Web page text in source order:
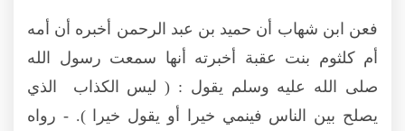
فعن ابن شهاب أن حميد بن عبد الرحمن أخبره أن أمه
أم كلثوم بنت عقبة أخبرته أنها سمعت رسول الله
صلى الله عليه وسلم يقول : ( ليس الكذاب الذي
يصلح بين الناس فينمي خيرا أو يقول خيرا ). - رواه